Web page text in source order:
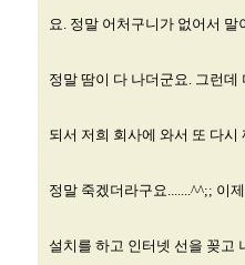
요. 정말 어처구니가 없어서
정말 땀이 다 나더군요. 그런
되서 저희 회사에 와서 또 다
정말 죽겠더라구요.......^^;; 이
설치를 하고 인터넷 선을 꽂고